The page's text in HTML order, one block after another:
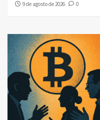
9 de agosto de 2026
0